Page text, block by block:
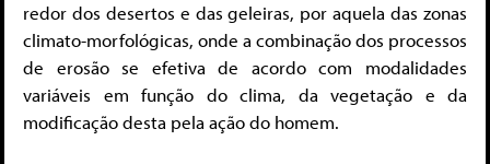
redor dos desertos e das geleiras, por aquela das zonas
climato-morfológicas, onde a combinação dos processos
de erosão se efetiva de acordo com modalidades
variáveis em função do clima, da vegetação e da
modificação desta pela ação do homem.